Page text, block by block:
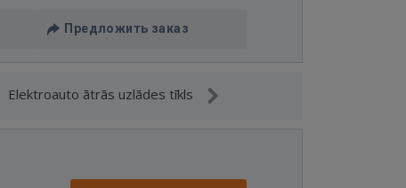
Предложить заказ
Elektroauto ātrās uzlādes tīkls